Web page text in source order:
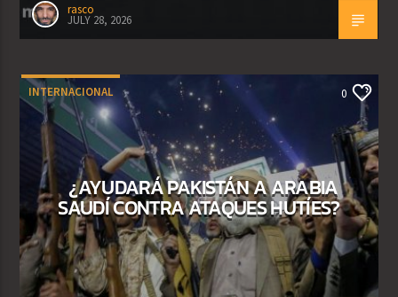
rasco
JULY 28, 2026
INTERNACIONAL 0
¿AYUDARÁ PAKISTÁN A ARABIA
SAUDÍ CONTRA ATAQUES HUTÍES?